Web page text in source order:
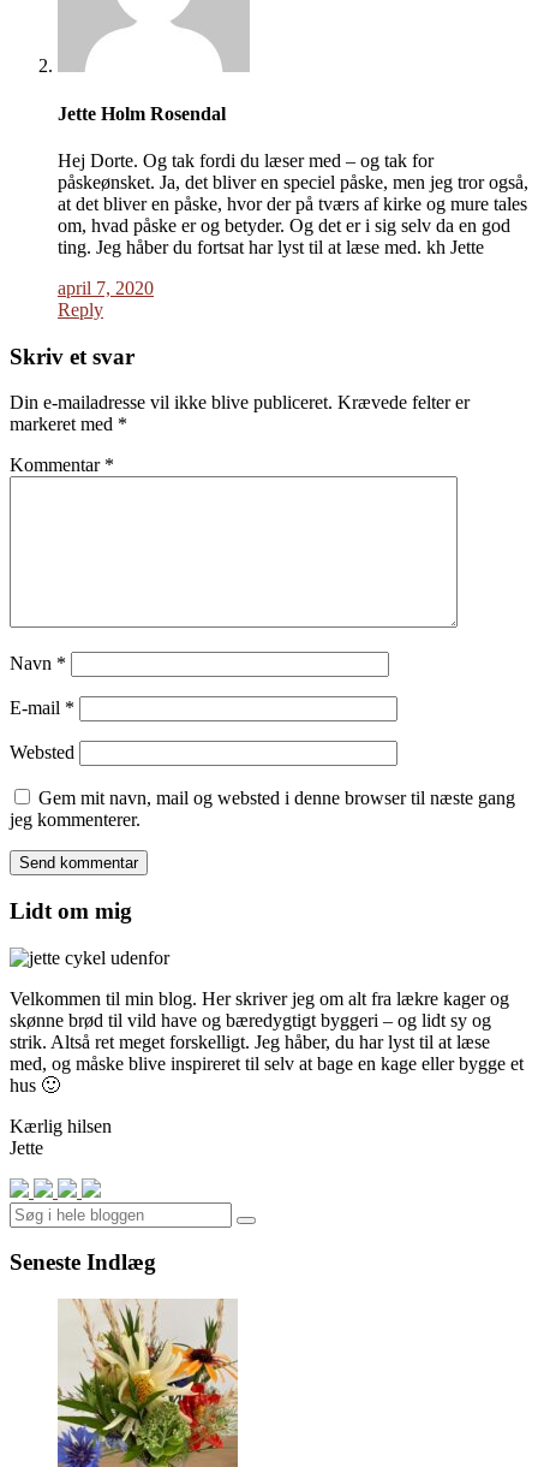
Jette Holm Rosendal
Hej Dorte. Og tak fordi du læser med – og tak for
påskeønsket. Ja, det bliver en speciel påske, men jeg tror også,
at det bliver en påske, hvor der på tværs af kirke og mure tales
om, hvad påske er og betyder. Og det er i sig selv da en god
ting. Jeg håber du fortsat har lyst til at læse med. kh Jette
april 7, 2020
Reply
Skriv et svar
Din e-mailadresse vil ikke blive publiceret. Krævede felter er
markeret med *
Kommentar *
Navn *
E-mail *
Websted
Gem mit navn, mail og websted i denne browser til næste gang
jeg kommenterer.
Lidt om mig
Velkommen til min blog. Her skriver jeg om alt fra lækre kager og
skønne brød til vild have og bæredygtigt byggeri – og lidt sy og
strik. Altså ret meget forskelligt. Jeg håber, du har lyst til at læse
med, og måske blive inspireret til selv at bage en kage eller bygge et
hus 🙂
Kærlig hilsen
Jette
Search
Seneste Indlæg